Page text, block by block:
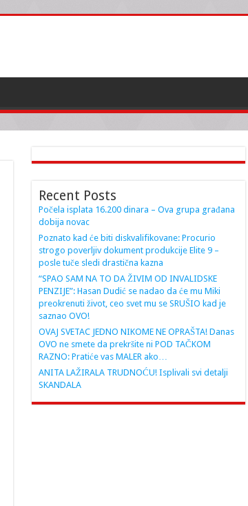
Recent Posts
Počela isplata 16.200 dinara – Ova grupa građana
dobija novac
Poznato kad će biti diskvalifikovane: Procurio
strogo poverljiv dokument produkcije Elite 9 –
posle tuče sledi drastična kazna
“SPAO SAM NA TO DA ŽIVIM OD INVALIDSKE
PENZIJE”: Hasan Dudić se nadao da će mu Miki
preokrenuti život, ceo svet mu se SRUŠIO kad je
saznao OVO!
OVAJ SVETAC JEDNO NIKOME NE OPRAŠTA! Danas
OVO ne smete da prekršite ni POD TAČKOM
RAZNO: Pratiće vas MALER ako…
ANITA LAŽIRALA TRUDNOĆU! Isplivali svi detalji
SKANDALA